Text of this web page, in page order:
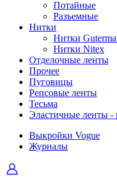
Потайные
Разъемные
Нитки
Нитки
Нитки Nitex
Отделочные ленты
Прочее
Пуговицы
Репсовые ленты
Тесьма
Эластичные ленты -
Выкройки Vogue
Журналы